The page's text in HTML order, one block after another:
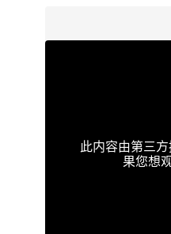
此内容由第三
果您想